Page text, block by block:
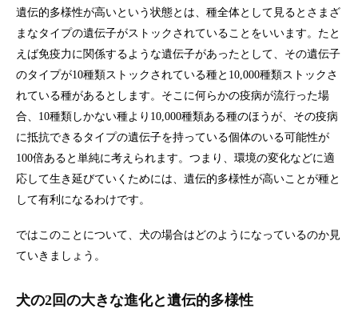
遺伝的多様性が高いという状態とは、種全体として見るとさまざ
まなタイプの遺伝子がストックされていることをいいます。たと
えば免疫力に関係するような遺伝子があったとして、その遺伝子
のタイプが10種類ストックされている種と10,000種類ストックさ
れている種があるとします。そこに何らかの疫病が流行った場
合、10種類しかない種より10,000種類ある種のほうが、その疫病
に抵抗できるタイプの遺伝子を持っている個体のいる可能性が
100倍あると単純に考えられます。つまり、環境の変化などに適
応して生き延びていくためには、遺伝的多様性が高いことが種と
して有利になるわけです。
ではこのことについて、犬の場合はどのようになっているのか見
ていきましょう。
犬の2回の大きな進化と遺伝的多様性